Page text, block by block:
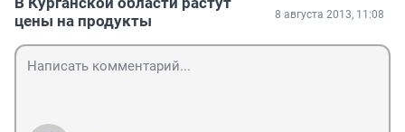
цены на продукты
8 августа 2013, 11:08